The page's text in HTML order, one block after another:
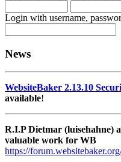
Login with username,
News
WebsiteBaker 2.13.10
available!
R.I.P Dietmar (luisehahne)
valuable work for WB
https://